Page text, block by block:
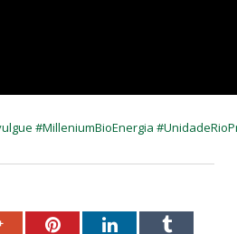
#MilleniumBioEnergia #
Google+PinterestLinkedInTumblr